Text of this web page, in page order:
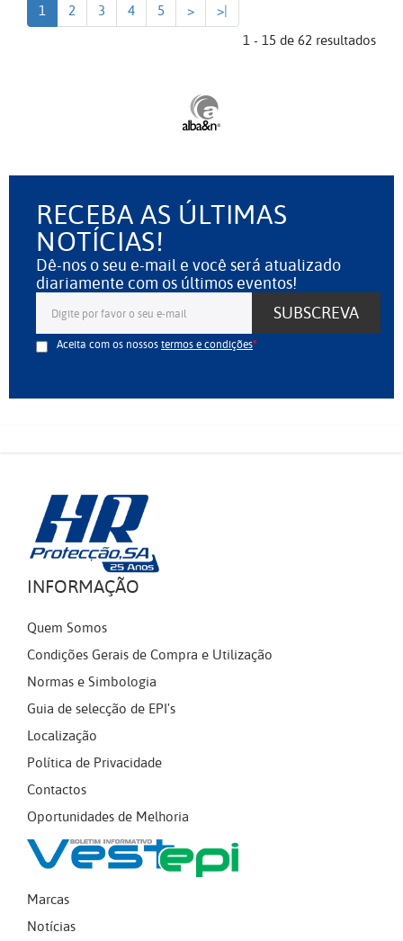
1 2 3 4 5 >
>|
1 - 15 de 62 resultados
RECEBA AS ÚLTIMAS
NOTÍCIAS!
Dê-nos o seu e-mail e você será atualizado
diariamente com os últimos eventos!
SUBSCREVA
Aceita com os nossostermos e condições
INFORMAÇÃO
Quem Somos
Condições Gerais de Compra e Utilização
Normas e Simbologia
Guia de selecção de EPI's
Localização
Política de Privacidade
Contactos
Oportunidades de Melhoria
Marcas
Notícias